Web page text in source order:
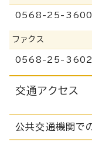
0568-25-3600
ファクス
0568-25-3602
交通アクセス
公共交通機関で